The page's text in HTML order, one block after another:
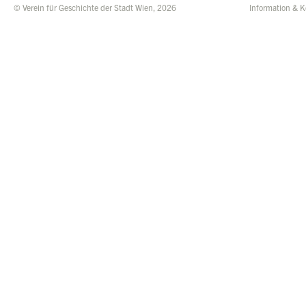
© Verein für Geschichte der Stadt Wien, 2026 Information &